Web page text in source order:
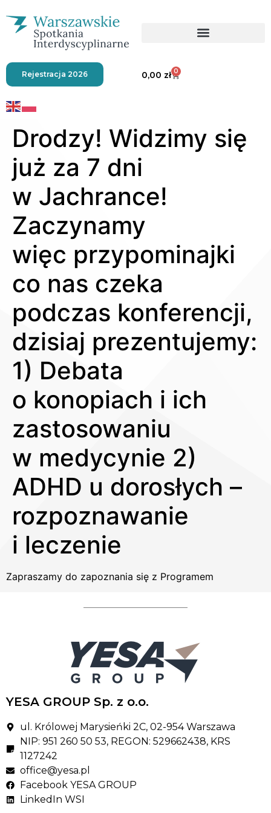
Rejestracja 2026 0,00 zł 0
Drodzy! Widzimy się
już za 7 dni
w Jachrance!
Zaczynamy
więc przypominajki
co nas czeka
podczas konferencji,
dzisiaj prezentujemy:
1) Debata
o konopiach i ich
zastosowaniu
w medycynie 2)
ADHD u dorosłych –
rozpoznawanie
i leczenie
Zapraszamy do zapoznania się z Programem
YESA GROUP Sp. z o.o.
ul. Królowej Marysieńki 2C, 02-954 Warszawa
NIP: 951 260 50 53, REGON: 529662438, KRS
1127242
office@yesa.pl
Facebook YESA GROUP
LinkedIn WSI